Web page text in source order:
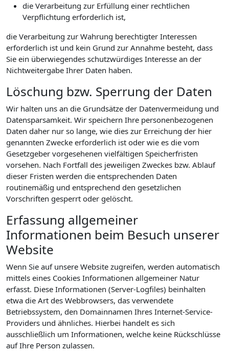
die Verarbeitung zur Erfüllung einer rechtlichen
Verpflichtung erforderlich ist,
die Verarbeitung zur Wahrung berechtigter Interessen
erforderlich ist und kein Grund zur Annahme besteht, dass
Sie ein überwiegendes schutzwürdiges Interesse an der
Nichtweitergabe Ihrer Daten haben.
Löschung bzw. Sperrung der Daten
Wir halten uns an die Grundsätze der Datenvermeidung und
Datensparsamkeit. Wir speichern Ihre personenbezogenen
Daten daher nur so lange, wie dies zur Erreichung der hier
genannten Zwecke erforderlich ist oder wie es die vom
Gesetzgeber vorgesehenen vielfältigen Speicherfristen
vorsehen. Nach Fortfall des jeweiligen Zweckes bzw. Ablauf
dieser Fristen werden die entsprechenden Daten
routinemäßig und entsprechend den gesetzlichen
Vorschriften gesperrt oder gelöscht.
Erfassung allgemeiner
Informationen beim Besuch unserer
Website
Wenn Sie auf unsere Website zugreifen, werden automatisch
mittels eines Cookies Informationen allgemeiner Natur
erfasst. Diese Informationen (Server-Logfiles) beinhalten
etwa die Art des Webbrowsers, das verwendete
Betriebssystem, den Domainnamen Ihres Internet-Service-
Providers und ähnliches. Hierbei handelt es sich
ausschließlich um Informationen, welche keine Rückschlüsse
auf Ihre Person zulassen.